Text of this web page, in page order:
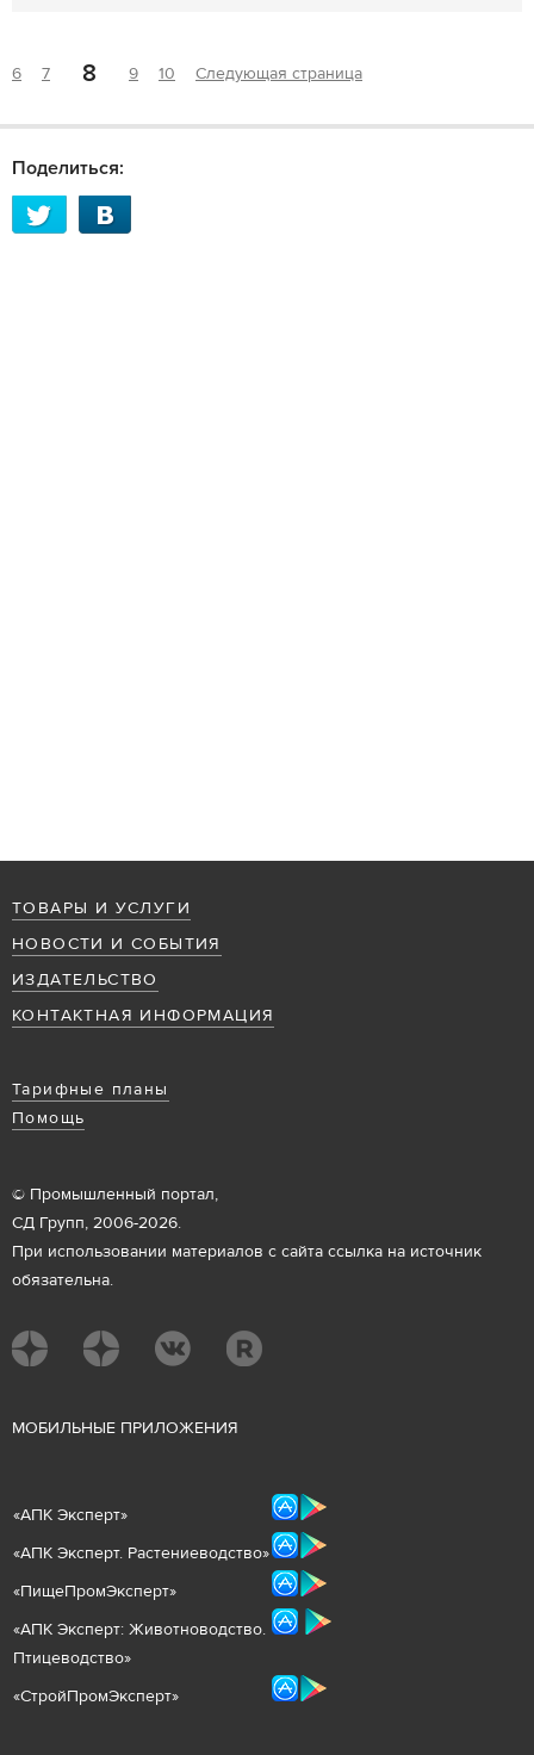
6 7 8 9 10 Следующая страница
Поделиться:
ТОВАРЫ И УСЛУГИ
НОВОСТИ И СОБЫТИЯ
ИЗДАТЕЛЬСТВО
КОНТАКТНАЯ ИНФОРМАЦИЯ
Тарифные планы
Помощь
© Промышленный портал,
СД Групп, 2006-2026.
При использовании материалов с сайта ссылка на источник
обязательна.
МОБИЛЬНЫЕ ПРИЛОЖЕНИЯ
«АПК Эксперт»
«АПК Эксперт. Растениеводство»
«ПищеПромЭксперт»
«АПК Эксперт: Животноводство.
Птицеводство»
«СтройПромЭксперт»